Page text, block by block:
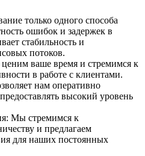
только одного способа
ошибок и задержек в
стабильность и
потоков.
ваше время и стремимся к
в работе с клиентами.
нам оперативно
высокий уровень
Мы стремимся к
и предлагаем
для наших постоянных